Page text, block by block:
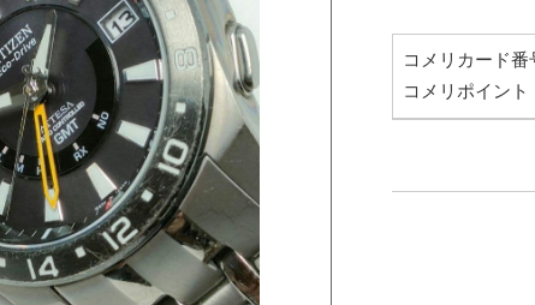
コメリカード
コメリポイント